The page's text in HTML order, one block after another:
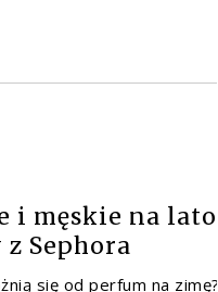
i męskie na lato
Sephora
się od perfum na zimę?